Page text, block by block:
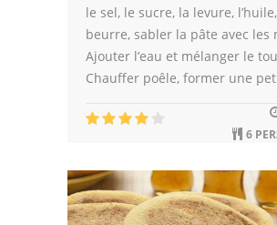
Couscous
Tajines
Volailles
Cuisines Orientales
le sel, le sucre, la levure, l’huile,
beurre, sabler la pâte avec les
Ajouter l’eau et mélanger le
Chauffer poêle, former une
6